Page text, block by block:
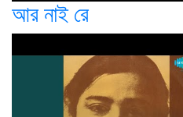
আর নাই রে